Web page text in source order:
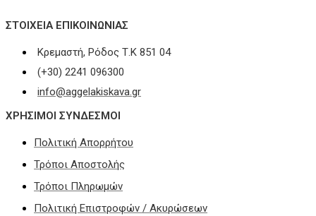
ΣΤΟΙΧΕΊΑ ΕΠΙΚΟΙΝΩΝΊΑΣ
Κρεμαστή, Ρόδος Τ.Κ 851 04
(+30) 2241 096300
info@aggelakiskava.gr
ΧΡΗΣΙΜΟΙ ΣΥΝΔΕΣΜΟΙ
Πολιτική Απορρήτου
Τρόποι Αποστολής
Τρόποι Πληρωμών
Πολιτική Επιστροφών / Ακυρώσεων